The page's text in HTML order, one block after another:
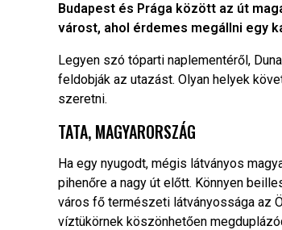
Budapest és Prága között az út
várost, ahol érdemes megállni egy
Legyen szó tóparti naplementéről,
feldobják az utazást. Olyan helyek
szeretni.
TATA, MAGYARORSZÁG
Ha egy nyugodt, mégis látványos
pihenőre a nagy út előtt. Könnyen
város fő természeti látványossága az
víztükörnek köszönhetően